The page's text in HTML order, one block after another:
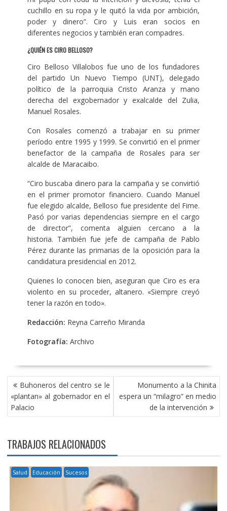
cuchillo en su ropa y le quitó la vida por ambición,
poder y dinero”. Ciro y Luis eran socios en
diferentes negocios y también eran compadres.
¿QUIÉN ES CIRO BELLOSO?
Ciro Belloso Villalobos fue uno de los fundadores
del partido Un Nuevo Tiempo (UNT), delegado
político de la parroquia Cristo Aranza y mano
derecha del exgobernador y exalcalde del Zulia,
Manuel Rosales.
Con Rosales comenzó a trabajar en su primer
período entre 1995 y 1999. Se convirtió en el primer
benefactor de la campaña de Rosales para ser
alcalde de Maracaibo.
“Ciro buscaba dinero para la campaña y se convirtió
en el primer promotor financiero. Cuando Manuel
fue elegido alcalde, Belloso fue presidente del Fime.
Pasó por varias dependencias siempre en el cargo
de director”, comenta alguien cercano a la
historia. También fue jefe de campaña de Pablo
Pérez durante las primarias de la oposición para la
candidatura presidencial en 2012.
Quienes lo conocen bien, aseguran que Ciro es era
violento en su proceder, altanero. «Siempre creyó
tener la razón en todo».
Redacción: Reyna Carreño Miranda
Fotografía: Archivo
NAVEGACIÓN
DE
ENTRADAS
Buhoneros del centro se le
«plantan» al gobernador en el
Palacio
Monumento a la Chinita
espera un “milagro” en medio
de la intervención
TRABAJOS RELACIONADOS
Salud Educación Sucesos